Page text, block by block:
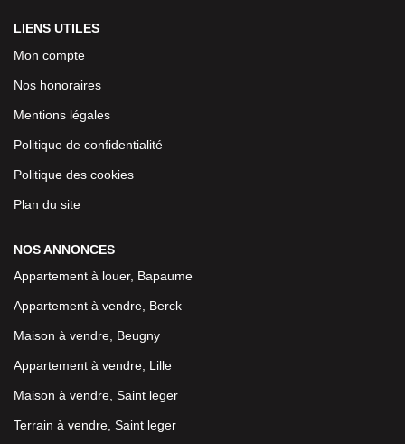
LIENS UTILES
Mon compte
Nos honoraires
Mentions légales
Politique de confidentialité
Politique des cookies
Plan du site
NOS ANNONCES
Appartement à louer, Bapaume
Appartement à vendre, Berck
Maison à vendre, Beugny
Appartement à vendre, Lille
Maison à vendre, Saint leger
Terrain à vendre, Saint leger